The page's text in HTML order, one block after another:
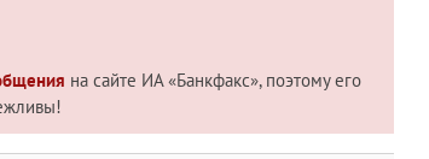
на сайте ИА «Банкфакс», поэтому его